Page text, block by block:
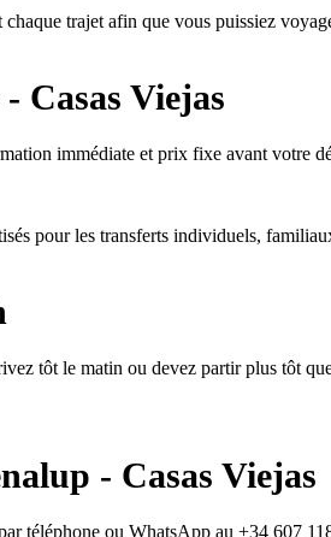
trajet afin que vous puissiez
Casas Viejas
immédiate et prix fixe avant votre
pour les transferts individuels,
tôt le matin ou devez partir plus tôt
- Casas Viejas
téléphone ou WhatsApp au +34 607